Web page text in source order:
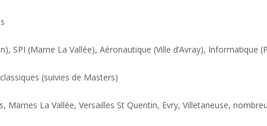
SPI (Marne La Vallée), Aéronautique (Ville d’Avray),
(suivies de Masters)
Marnes La Vallée, Versailles St Quentin, Evry, Villetaneuse,